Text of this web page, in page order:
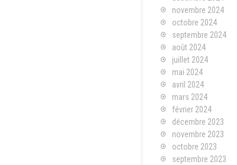
novembre 2024
octobre 2024
septembre 2024
août 2024
juillet 2024
mai 2024
avril 2024
mars 2024
février 2024
décembre 2023
novembre 2023
octobre 2023
septembre 2023